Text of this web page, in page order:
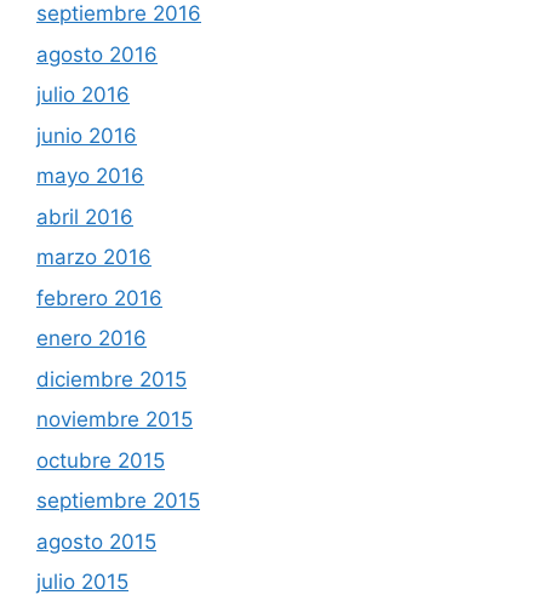
septiembre 2016
agosto 2016
julio 2016
junio 2016
mayo 2016
abril 2016
marzo 2016
febrero 2016
enero 2016
diciembre 2015
noviembre 2015
octubre 2015
septiembre 2015
agosto 2015
julio 2015